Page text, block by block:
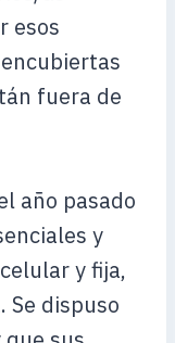
esos
fuera de
año pasado
y
y fija,
Se dispuso